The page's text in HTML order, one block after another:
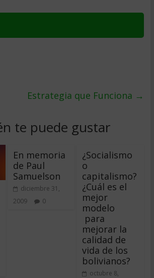
Estrategia que Funciona →
te puede gustar
En memoria
de Paul
Samuelson
diciembre 31,
2009
0
¿Socialismo
o
capitalismo?
¿Cuál es el
mejor
modelo
para
mejorar la
calidad de
vida de los
bolivianos?
octubre 8,